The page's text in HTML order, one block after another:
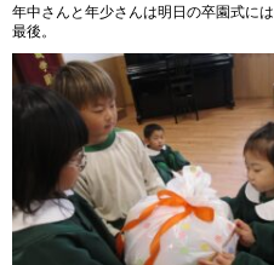
年中さんと年少さんは明日の卒園式に
最後。